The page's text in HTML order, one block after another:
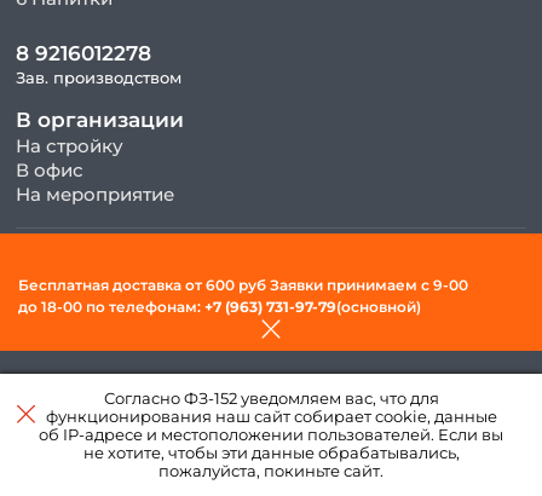
8 9216012278
Зав. производством
В организации
На стройку
В офис
На мероприятие
права защищены.
Политика конфиденциальности и обработки персональных
Создано в интернет–
агентстве«Пегас»
Согласно ФЗ-152 уведомляем вас, что для
функционирования наш сайт собирает cookie, данные
об IP-адресе и местоположении пользователей. Если вы
не хотите, чтобы эти данные обрабатывались,
пожалуйста, покиньте сайт.
Бесплатная доставка от 600 руб Заявки принимаем c 9-00
до 18-00 по телефонам: +7 (963) 731-97-79(основной)